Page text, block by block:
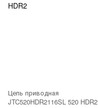
Цепь приводная
JTC520HDR2116SL 520 HDR2